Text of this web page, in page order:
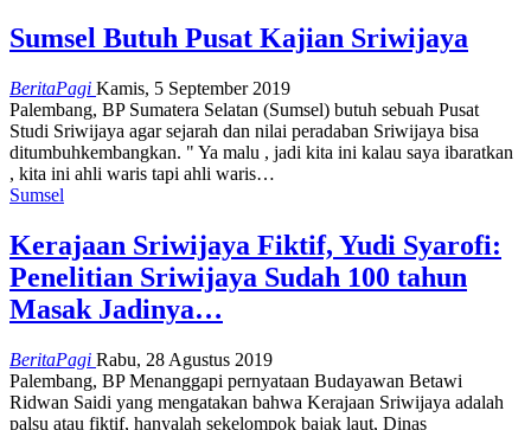
Sumsel Butuh Pusat Kajian Sriwijaya
BeritaPagi Kamis, 5 September 2019
Palembang, BP Sumatera Selatan (Sumsel) butuh sebuah Pusat
Studi Sriwijaya agar sejarah dan nilai peradaban Sriwijaya bisa
ditumbuhkembangkan. " Ya malu , jadi kita ini kalau saya ibaratkan
, kita ini ahli waris tapi ahli waris…
Sumsel
Kerajaan Sriwijaya Fiktif, Yudi Syarofi:
Penelitian Sriwijaya Sudah 100 tahun
Masak Jadinya…
BeritaPagi Rabu, 28 Agustus 2019
Palembang, BP Menanggapi pernyataan Budayawan Betawi
Ridwan Saidi yang mengatakan bahwa Kerajaan Sriwijaya adalah
palsu atau fiktif, hanyalah sekelompok bajak laut, Dinas